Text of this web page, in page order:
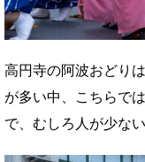
高円寺の阿波おどり
が多い中、こちらで
で、むしろ人が少ない